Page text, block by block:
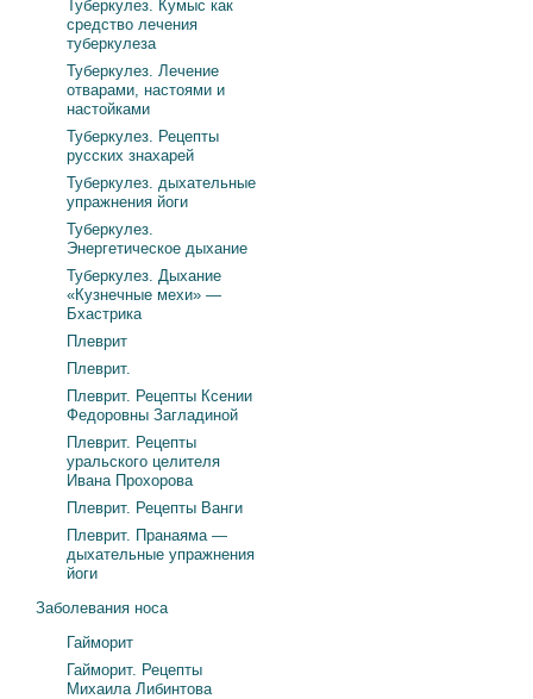
Туберкулез. Кумыс как
средство лечения
туберкулеза
Туберкулез. Лечение
отварами, настоями и
настойками
Туберкулез. Рецепты
русских знахарей
Туберкулез. дыхательные
упражнения йоги
Туберкулез.
Энергетическое дыхание
Туберкулез. Дыхание
«Кузнечные мехи» —
Бхастрика
Плеврит
Плеврит.
Плеврит. Рецепты Ксении
Федоровны Загладиной
Плеврит. Рецепты
уральского целителя
Ивана Прохорова
Плеврит. Рецепты Ванги
Плеврит. Пранаяма —
дыхательные упражнения
йоги
Заболевания носа
Гайморит
Гайморит. Рецепты
Михаила Либинтова